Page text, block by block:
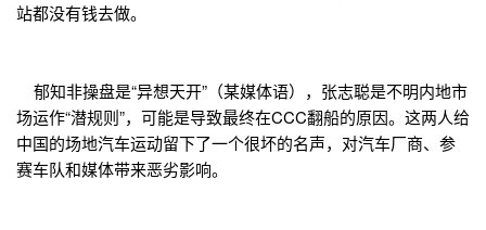
站都没有钱去做。
郁知非操盘是“异想天开”（某媒体语），张志聪是不明内地市
场运作“潜规则”，可能是导致最终在CCC翻船的原因。这两人给
中国的场地汽车运动留下了一个很坏的名声，对汽车厂商、参
赛车队和媒体带来恶劣影响。